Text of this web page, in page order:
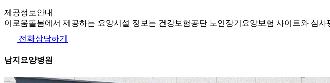
제공정보안내
이로움돌봄에서 제공하는 요양시설 정보는 건강보험공단 노인장기요양보험 사이트와 심
전화상담하기
남지요양병원